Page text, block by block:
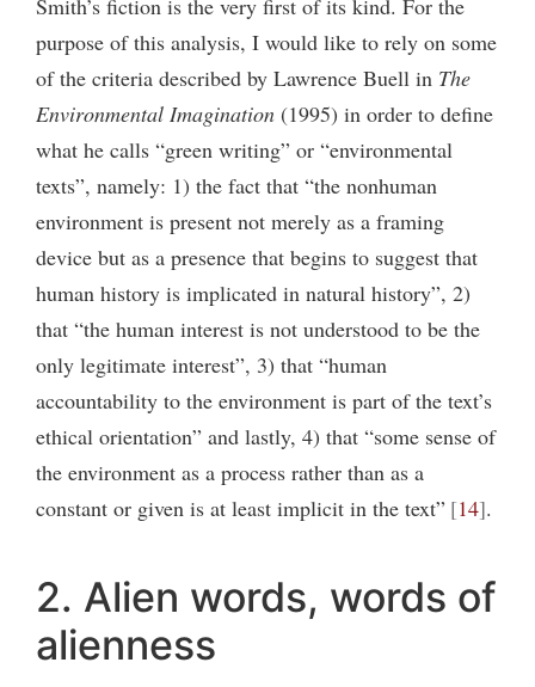
purpose of this analysis, I would like to rely on some
of the criteria described by Lawrence Buell in The
Environmental Imagination (1995) in order to define
what he calls “green writing” or “environmental
texts”, namely: 1) the fact that “the nonhuman
environment is present not merely as a framing
device but as a presence that begins to suggest that
human history is implicated in natural history”, 2)
that “the human interest is not understood to be the
only legitimate interest”, 3) that “human
accountability to the environment is part of the text’s
ethical orientation” and lastly, 4) that “some sense of
the environment as a process rather than as a
constant or given is at least implicit in the text” 14 .
2. Alien words, words of
alienness